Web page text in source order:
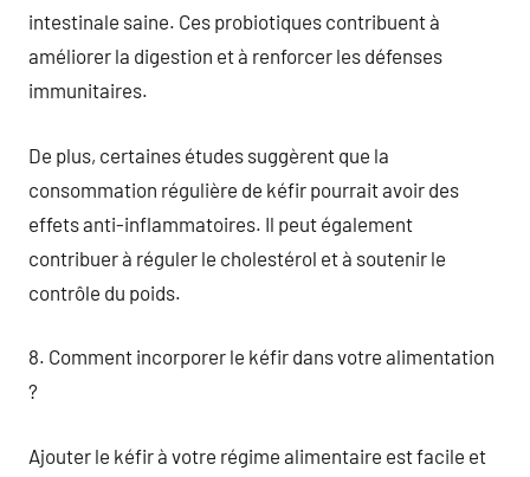
intestinale saine. Ces probiotiques contribuent à
améliorer la digestion et à renforcer les défenses
immunitaires.
De plus, certaines études suggèrent que la
consommation régulière de kéfir pourrait avoir des
effets anti-inflammatoires. Il peut également
contribuer à réguler le cholestérol et à soutenir le
contrôle du poids.
8. Comment incorporer le kéfir dans votre alimentation
?
Ajouter le kéfir à votre régime alimentaire est facile et